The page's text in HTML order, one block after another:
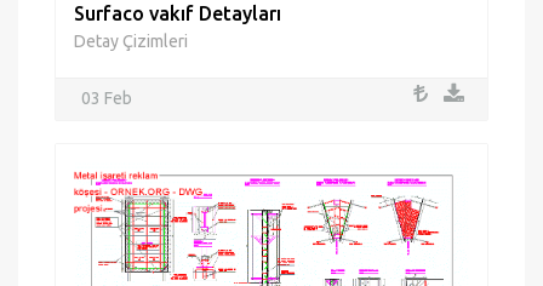
Surfaco vakıf Detayları
Detay Çizimleri
03 Feb